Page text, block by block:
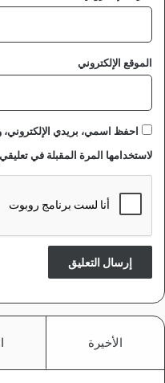
الموقع الإلكتروني
احفظ اسمي، بريدي الإلكتروني،
لاستخدامها المرة المقبلة في
الأخيرة